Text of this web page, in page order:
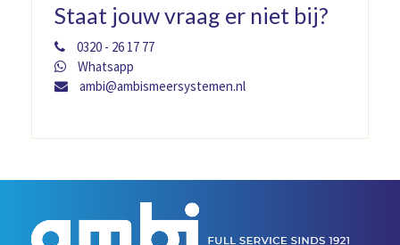
Staat jouw vraag er niet bij?
0320 - 26 17 77
Whatsapp
ambi@ambismeersystemen.nl